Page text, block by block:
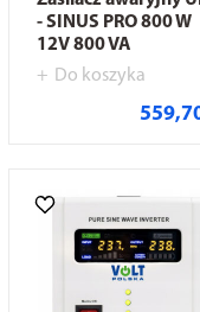
- SINUS PRO 800 W
12V 800 VA
Do koszyka